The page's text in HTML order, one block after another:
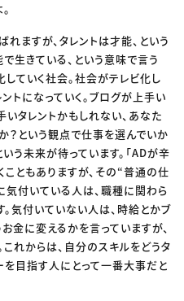
ますが、タレントは才能、という
生きている、という意味で言う
していく社会。社会がテレビ化し
トになっていく。ブログが上手い
タレントかもしれない、あなた
？という観点で仕事を選んでいか
う未来が待っています。「ADが辛
こともありますが、その“普通の仕
気付いている人は、職種に関わら
気付いていない人は、時給とかブ
金に変えるかを言っていますが、
れからは、自分のスキルをどうタ
を目指す人にとって一番大事だと